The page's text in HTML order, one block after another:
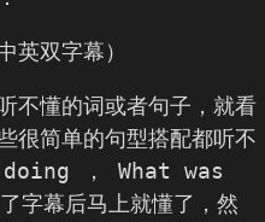
英双字幕）
不懂的词或者句子，就看
很简单的句型搭配都听不
， What was
幕后马上就懂了，然